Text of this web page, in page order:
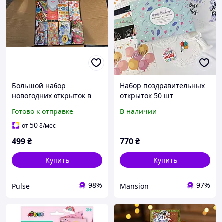
Большой набор
новогодних открыток в
поздравительных
открыток на Новый год и
Готово к отправке
от50₴/мес
499₴
Купить
Pulse 98%
Набор поздравительных
открыток 50 шт
"Happy Birthday"
рождением
В наличии
770₴
Купить
Mansion 97%